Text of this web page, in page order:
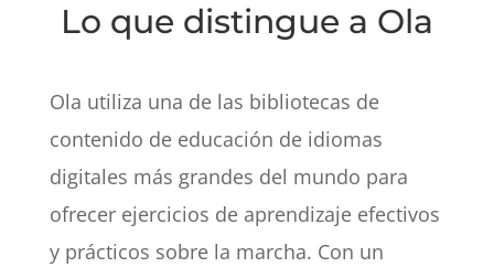
Lo que distingue a Ola
Ola utiliza una de las bibliotecas de
contenido de educación de idiomas
digitales más grandes del mundo para
ofrecer ejercicios de aprendizaje efectivos
y prácticos sobre la marcha. Con un